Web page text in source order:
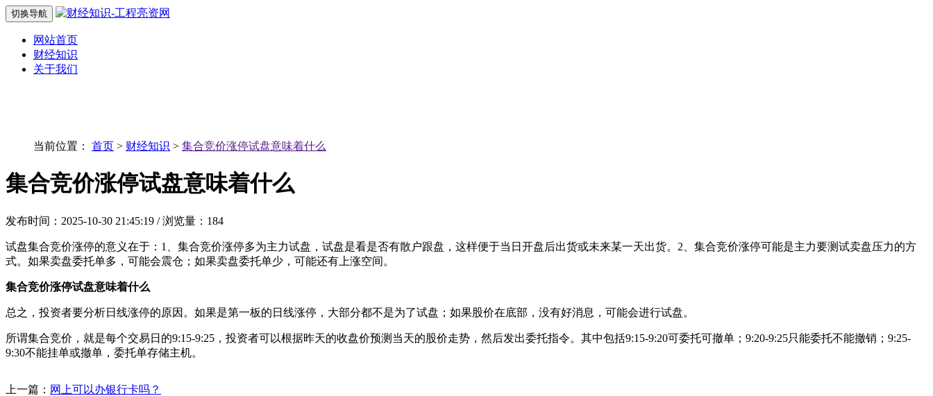
切换导航
网站首页
财经知识
关于我们
当前位置： 首页 > 财经知识 > 集合竞价涨停试盘意味着什么
集合竞价涨停试盘意味着什么
发布时间：2025-10-30 21:45:19 / 浏览量：184
试盘集合竞价涨停的意义在于：1、集合竞价涨停多为主力试盘，试盘是看是否有散户跟盘，这样便于当日开盘后出货或未来某一天出货。2、集合竞价涨停可能是主力要测试卖盘压力的方
式。如果卖盘委托单多，可能会震仓；如果卖盘委托单少，可能还有上涨空间。
集合竞价涨停试盘意味着什么
总之，投资者要分析日线涨停的原因。如果是第一板的日线涨停，大部分都不是为了试盘；如果股价在底部，没有好消息，可能会进行试盘。
所谓集合竞价，就是每个交易日的9:15-9:25，投资者可以根据昨天的收盘价预测当天的股价走势，然后发出委托指令。其中包括9:15-9:20可委托可撤单；9:20-9:25只能委托不能撤销；9:25-
9:30不能挂单或撤单，委托单存储主机。
上一篇： 网上可以办银行卡吗？